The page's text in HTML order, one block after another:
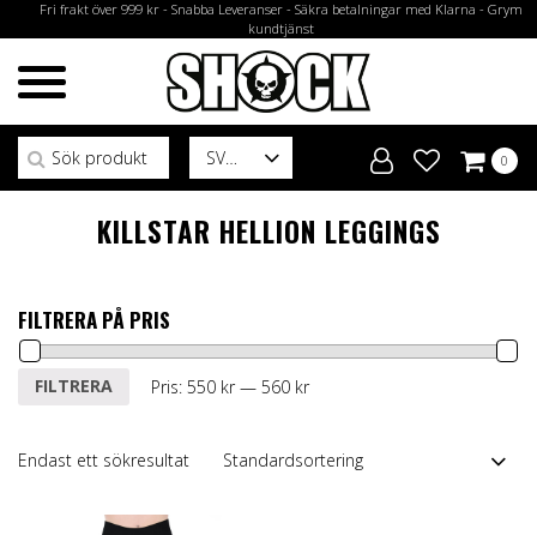
Fri frakt över 999 kr - Snabba Leveranser - Säkra betalningar med Klarna - Grym
kundtjänst
SV
Sök efter:
0
KILLSTAR HELLION LEGGINGS
FILTRERA PÅ PRIS
Min
MaxFILTRERA Pris: 550 kr— 560 kr
Endast ett sökresultat